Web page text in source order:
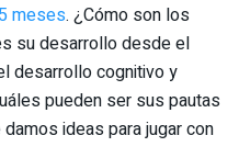
meses. ¿Cómo son los
su desarrollo desde el
desarrollo cognitivo y
pueden ser sus pautas
ideas para jugar con